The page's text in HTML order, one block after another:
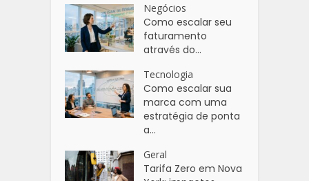
Negócios
Como escalar seu
faturamento
através do...
Tecnologia
Como escalar sua
marca com uma
estratégia de ponta
a...
Geral
Tarifa Zero em Nova